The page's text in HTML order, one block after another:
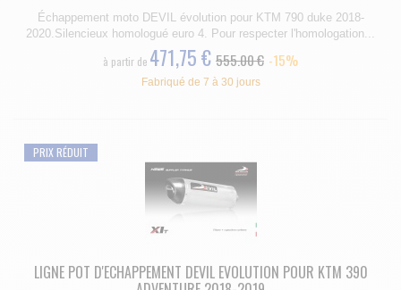
Échappement moto DEVIL évolution pour KTM 790 duke 2018-
2020.Silencieux homologué euro 4. Pour respecter l'homologation...
à partir de 471,75 € 555.00 € -15%
Fabriqué de 7 à 30 jours
PRIX RÉDUIT
LIGNE POT D'ECHAPPEMENT DEVIL EVOLUTION POUR KTM 390